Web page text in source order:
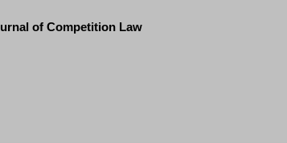
of Competition Law